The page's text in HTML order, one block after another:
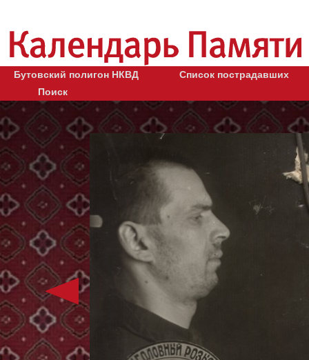
Бутовский полигон НКВД
Список пострадавших
Поиск